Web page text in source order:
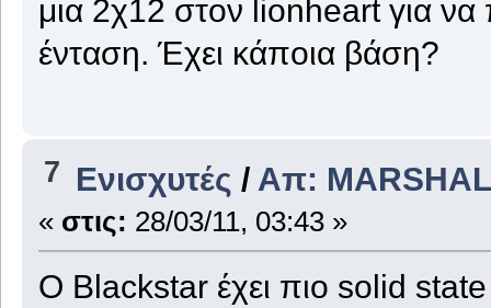
μια 2χ12 στον lionheart για
ένταση. Έχει κάποια βάση?
7 Ενισχυτές / Απ:
« στις: 28/03/11, 03:43 »
Ο Blackstar έχει πιο solid